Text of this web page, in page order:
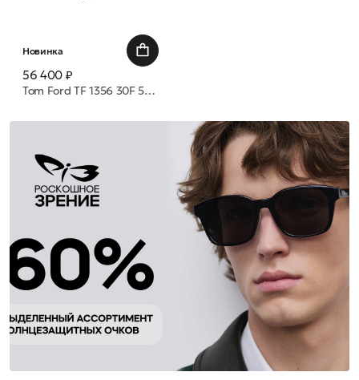
Новинка
56 400 ₽
Tom Ford TF 1356 30F 55 очки с/з